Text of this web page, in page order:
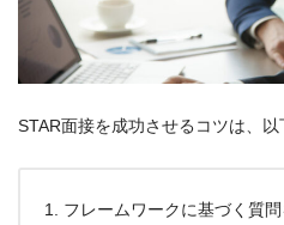
STAR面接を成功させるコツは、以
フレームワークに基づく質